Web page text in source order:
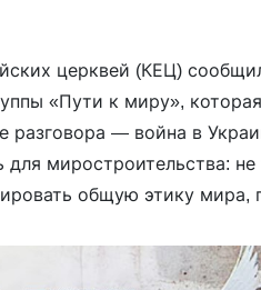
церквей (КЕЦ)
«Пути к миру»,
разговора — война в
миростроительства: не
общую этику мира,